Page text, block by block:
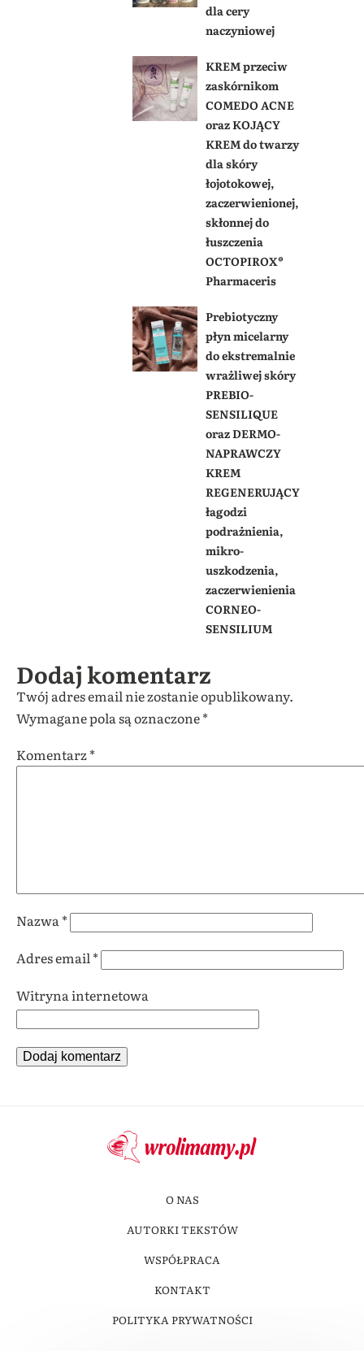
dla cery
naczyniowej
KREM przeciw
zaskórnikom
COMEDO ACNE
oraz KOJĄCY
KREM do twarzy
dla skóry
łojotokowej,
zaczerwienionej,
skłonnej do
łuszczenia
OCTOPIROX®
Pharmaceris
Prebiotyczny
płyn micelarny
do ekstremalnie
wrażliwej skóry
PREBIO-
SENSILIQUE
oraz DERMO-
NAPRAWCZY
KREM
REGENERUJĄCY
łagodzi
podrażnienia,
mikro-
uszkodzenia,
zaczerwienienia
CORNEO-
SENSILIUM
Dodaj komentarz
Twój adres email nie zostanie opublikowany.
Wymagane pola są oznaczone*
Komentarz*
Nazwa *
Adres email *
Witryna internetowa
O NAS
AUTORKI TEKSTÓW
WSPÓŁPRACA
KONTAKT
POLITYKA PRYWATNOŚCI